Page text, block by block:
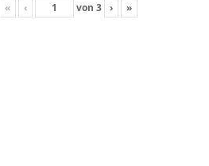
« ‹ von 3 › »